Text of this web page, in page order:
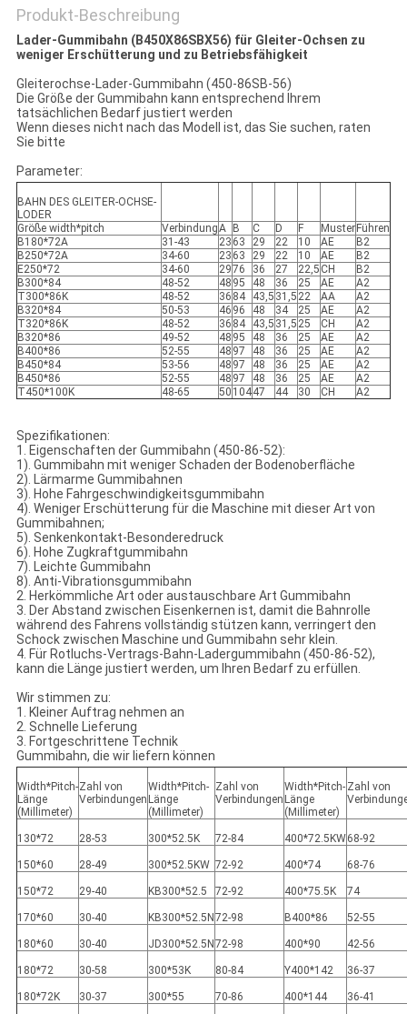
Produkt-Beschreibung
Lader-Gummibahn (B450X86SBX56) für Gleiter-Ochsen zu
weniger Erschütterung und zu Betriebsfähigkeit
Gleiterochse-Lader-Gummibahn (450-86SB-56)
Die Größe der Gummibahn kann entsprechend Ihrem
tatsächlichen Bedarf justiert werden
Wenn dieses nicht nach das Modell ist, das Sie suchen, raten
Sie bitte
Parameter:
BAHN DES GLEITER-OCHSE-
LODER
Größe width*pitch
VerbindungA B C D F Muster Führen
B180*72A
31-43 23 63 29 22 10 AE
B2
B250*72A
34-60 23 63 29 22 10 AE
B2
E250*72
34-60 2976 36 27 22,5 CH
B2
B300*84
48-52 48 95 48 36 25 AE
A2
T300*86K
48-52 36 84 43,5 31,5 22 AA
A2
B320*84
50-53 46 96 48 34 25 AE
A2
T320*86K
48-52 36 84 43,5 31,5 25 CH
A2
B320*86
49-52 48 95 48 36 25 AE
A2
B400*86
52-55 48 97 48 36 25 AE
A2
B450*84
53-56 48 97 48 36 25 AE
A2
B450*86
52-55 48 97 48 36 25 AE
A2
T450*100K
48-65 50 10447 44 30 CH A2
Spezifikationen:
1. Eigenschaften der Gummibahn (450-86-52):
1). Gummibahn mit weniger Schaden der Bodenoberfläche
2). Lärmarme Gummibahnen
3). Hohe Fahrgeschwindigkeitsgummibahn
4). Weniger Erschütterung für die Maschine mit dieser Art von
Gummibahnen;
5). Senkenkontakt-Besonderedruck
6). Hohe Zugkraftgummibahn
7). Leichte Gummibahn
8). Anti-Vibrationsgummibahn
2. Herkömmliche Art oder austauschbare Art Gummibahn
3. Der Abstand zwischen Eisenkernen ist, damit die Bahnrolle
während des Fahrens vollständig stützen kann, verringert den
Schock zwischen Maschine und Gummibahn sehr klein.
4. Für Rotluchs-Vertrags-Bahn-Ladergummibahn (450-86-52),
kann die Länge justiert werden, um Ihren Bedarf zu erfüllen.
Wir stimmen zu:
1. Kleiner Auftrag nehmen an
2. Schnelle Lieferung
3. Fortgeschrittene Technik
Gummibahn, die wir liefern können
Width*Pitch-
Länge
(Millimeter)
Zahl von
Verbindungen
Width*Pitch-
Länge
(Millimeter)
Zahl von
Verbindungen
Width*Pitch-
Länge
(Millimeter)
Zahl von
130*72 28-53 300*52.5K 72-84 400*72.5KW68-92
150*60 28-49 300*52.5KW 72-92 400*74 68-76
150*72 29-40 KB300*52.5 72-92 400*75.5K 74
170*60 30-40 KB300*52.5N 72-98 B400*86 52-55
180*60 30-40 JD300*52.5N 72-98 400*90 42-56
180*72 30-58 300*53K 80-84 Y400*142 36-37
180*72K 30-37 300*55 70-86 400*144 36-41